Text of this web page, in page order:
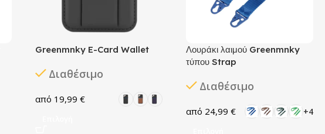
Greenmnky E-Card Wallet
Διαθέσιμο
19,99€
Λουράκι λαιμού Greenmnky
τύπου Strap
Διαθέσιμο
24,99€ +4